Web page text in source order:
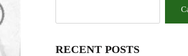
RECENT POSTS